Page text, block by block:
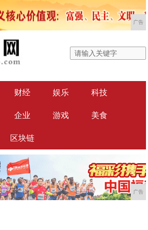
广告
财经 娱乐 科技
企业 游戏 美食
区块链
广告